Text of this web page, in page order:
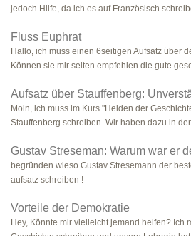
jedoch Hilfe, da ich es auf Französisch
Fluss Euphrat
Hallo, ich muss einen 6seitigen Aufsatz über
Können sie mir seiten empfehlen die gute
Aufsatz über Stauffenberg:
Moin, ich muss im Kurs "Helden der
Stauffenberg schreiben. Wir haben dazu in
Gustav Streseman: Warum war er
begründen wieso Gustav Stresemann der
aufsatz schreiben !
Vorteile der Demokratie
Hey, Könnte mir vielleicht jemand helfen? Ich